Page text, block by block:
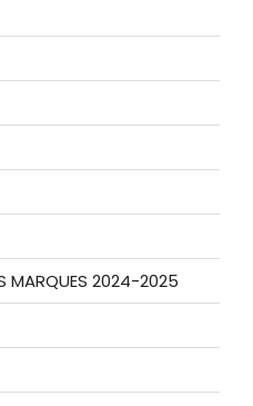
MARQUES 2024-2025